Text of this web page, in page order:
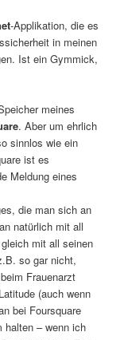
-Applikation, die es
in meinen
Ist ein Gymmick,
meines
. Aber um ehrlich
sinnlos wie ein
ist es
Meldung eines
die man sich an
natürlich mit all
mit all seinen
so gar nicht,
Frauenarzt
(auch wenn
bei Foursquare
halten – wenn ich